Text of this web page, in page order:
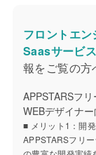
フロントエ
Saasサービ
報をご覧の方
APPSTARSフ
WEBデザイナー
■ メリット1：開
APPSTARSフリ